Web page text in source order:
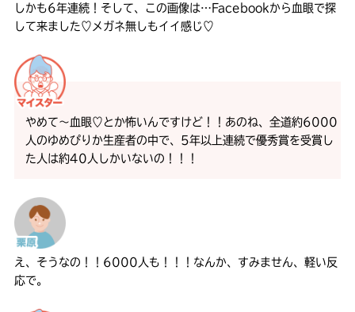
しかも6年連続！そして、この画像は…Facebookから血眼で探
して来ました♡メガネ無しもイイ感じ♡
やめて〜血眼♡とか怖いんですけど！！あのね、全道約6000
人のゆめぴりか生産者の中で、5年以上連続で優秀賞を受賞し
た人は約40人しかいないの！！！
え、そうなの！！6000人も！！！なんか、すみません、軽い反
応で。